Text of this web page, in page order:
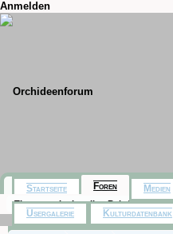
Anmelden
Startseite Foren
Themen mit aktuellen Beiträgen
Medien
Usergalerie Kulturdatenbank